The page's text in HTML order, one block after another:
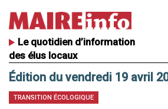
Le quotidien d’information
des élus locaux
Édition du vendredi 19 avril
TRANSITION ÉCOLOGIQUE